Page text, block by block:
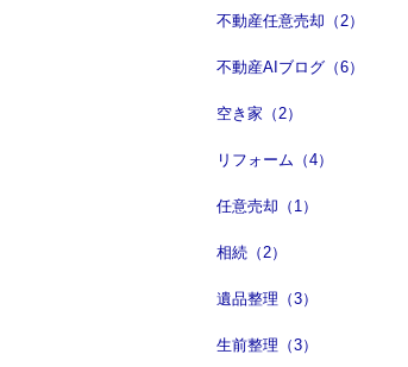
不動産任意売却（2）
不動産AIブログ（6）
空き家（2）
リフォーム（4）
任意売却（1）
相続（2）
遺品整理（3）
生前整理（3）